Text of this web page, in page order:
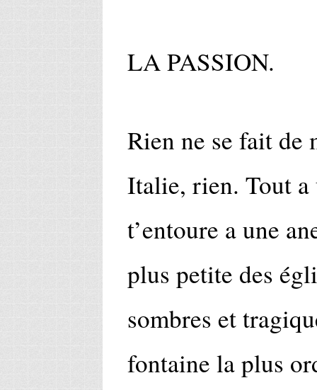
LA PASSION.
Rien ne se fait de
Italie, rien. Tout
t’entoure a une
plus petite des
sombres et
fontaine la plus